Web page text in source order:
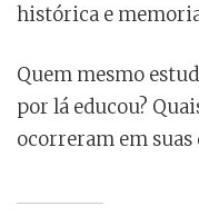
histórica e
Quem mesmo
por lá educou?
ocorreram em suas